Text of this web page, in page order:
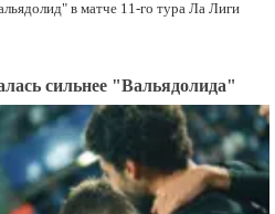
в матче 11-го тура Ла Лиги
сильнее "Вальядолида"